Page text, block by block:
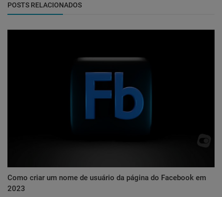
POSTS RELACIONADOS
Como criar um nome de usuário da página do Facebook em
2023